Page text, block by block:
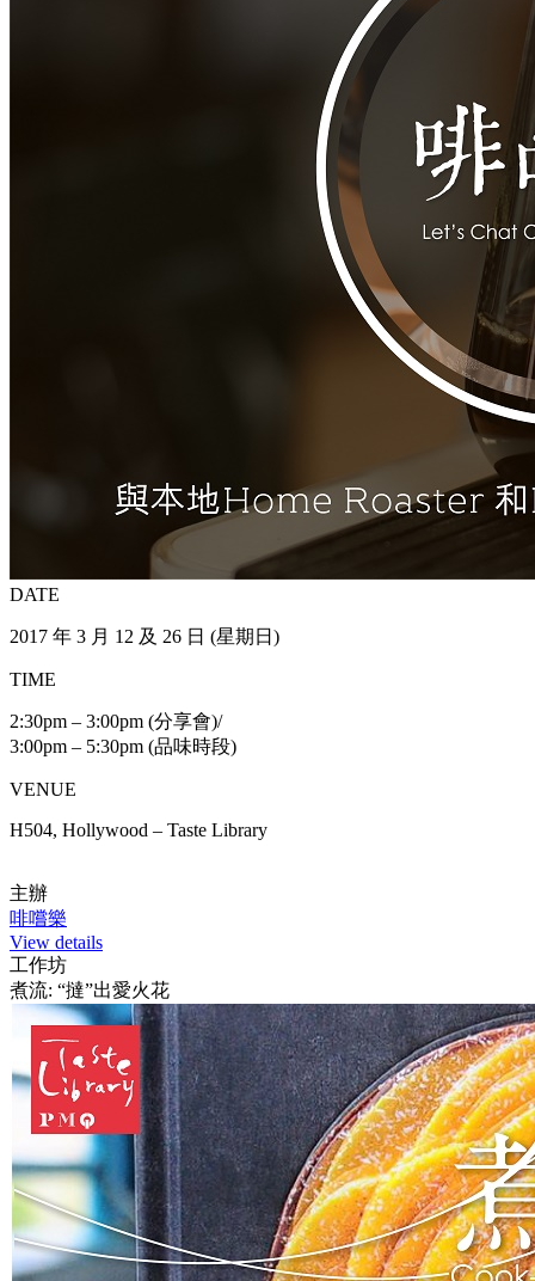
DATE
2017 年 3 月 12 及 26 日 (星期日)
TIME
2:30pm – 3:00pm (分享會)/
3:00pm – 5:30pm (品味時段)
VENUE
H504, Hollywood – Taste Library
主辦
啡嚐樂
View details
工作坊
煮流: “撻”出愛火花